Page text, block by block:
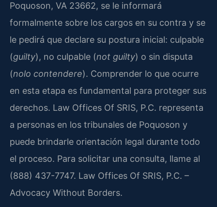
Poquoson, VA 23662, se le informará
formalmente sobre los cargos en su contra y se
le pedirá que declare su postura inicial: culpable
(guilty), no culpable (not guilty) o sin disputa
(nolo contendere). Comprender lo que ocurre
en esta etapa es fundamental para proteger sus
derechos. Law Offices Of SRIS, P.C. representa
a personas en los tribunales de Poquoson y
puede brindarle orientación legal durante todo
el proceso. Para solicitar una consulta, llame al
(888) 437-7747. Law Offices Of SRIS, P.C. –
Advocacy Without Borders.